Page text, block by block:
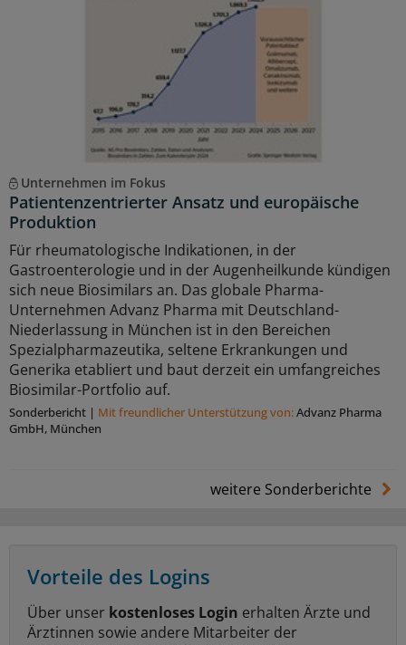
Unternehmen im Fokus
Patientenzentrierter Ansatz und europäische
Produktion
Für rheumatologische Indikationen, in der
Gastroenterologie und in der Augenheilkunde kündigen
sich neue Biosimilars an. Das globale Pharma-
Unternehmen Advanz Pharma mit Deutschland-
Niederlassung in München ist in den Bereichen
Spezialpharmazeutika, seltene Erkrankungen und
Generika etabliert und baut derzeit ein umfangreiches
Biosimilar-Portfolio auf.
Sonderbericht | Mit freundlicher Unterstützung von:Advanz Pharma
GmbH, München
weitere Sonderberichte
Vorteile des Logins
Über unser kostenloses Login erhalten Ärzte und
Ärztinnen sowie andere Mitarbeiter der